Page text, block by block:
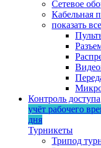
Сетевое
Кабельная
показать все
Контроль доступа
учёт рабочего
дня
Турникеты
Трипод